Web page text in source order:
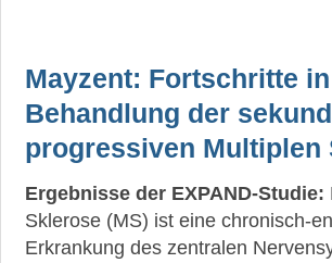
Mayzent: Fortschritte
Behandlung der
progressiven Multiplen
Ergebnisse der EXPAND-Studie:
Sklerose (MS) ist eine chronisch-
Erkrankung des zentralen